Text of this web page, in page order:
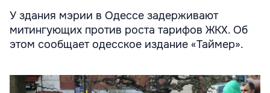
У здания мэрии в Одессе задерживают
митингующих против роста тарифов ЖКХ. Об
этом сообщает одесское издание «Таймер».